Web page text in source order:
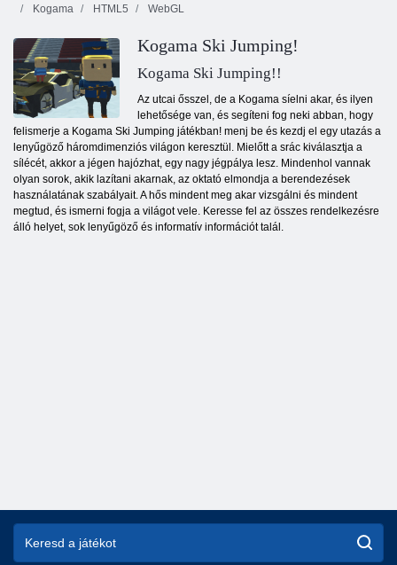
Kogama
HTML5 WebGL
Kogama Ski Jumping!
Kogama Ski Jumping!!
Az utcai ősszel, de a Kogama síelni akar, és ilyen
lehetősége van, és segíteni fog neki abban, hogy
felismerje a Kogama Ski Jumping játékban! menj be és kezdj el egy utazás a
lenyűgöző háromdimenziós világon keresztül. Mielőtt a srác kiválasztja a
sílécét, akkor a jégen hajózhat, egy nagy jégpálya lesz. Mindenhol vannak
olyan sorok, akik lazítani akarnak, az oktató elmondja a berendezések
használatának szabályait. A hős mindent meg akar vizsgálni és mindent
megtud, és ismerni fogja a világot vele. Keresse fel az összes rendelkezésre
álló helyet, sok lenyűgöző és informatív információt talál.